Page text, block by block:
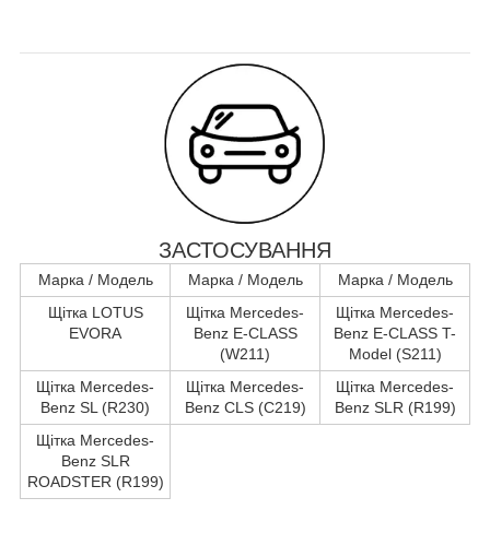
ЗАСТОСУВАННЯ
Марка / Модель Марка / Модель
Марка / Модель
Щітка LOTUS
EVORA
Щітка Mercedes-
Benz E-CLASS
(W211)
Щітка Mercedes-
Benz E-CLASS T-
Model (S211)
Щітка Mercedes-
Benz SL (R230)
Щітка Mercedes-
Benz CLS (C219)
Щітка Mercedes-
Benz SLR (R199)
Щітка Mercedes-
Benz SLR
ROADSTER (R199)